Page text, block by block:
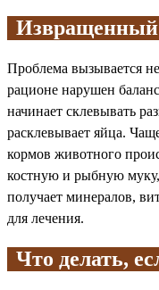
Извращенный
Проблема вызывается
рационе нарушен
начинает склевывать
расклевывает яйца.
кормов животного
костную и рыбную муку,
получает минералов,
для лечения.
Что делать,